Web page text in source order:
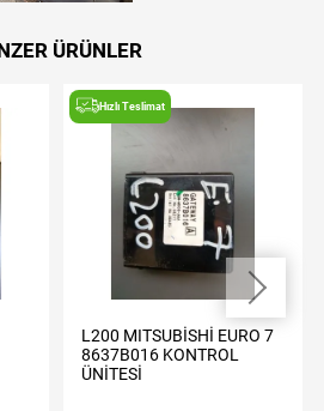
ÜRÜNLER
Hızlı Teslimat
L200 MITSUBİSHİ EURO 7
8637B016 KONTROL
ÜNİTESİ